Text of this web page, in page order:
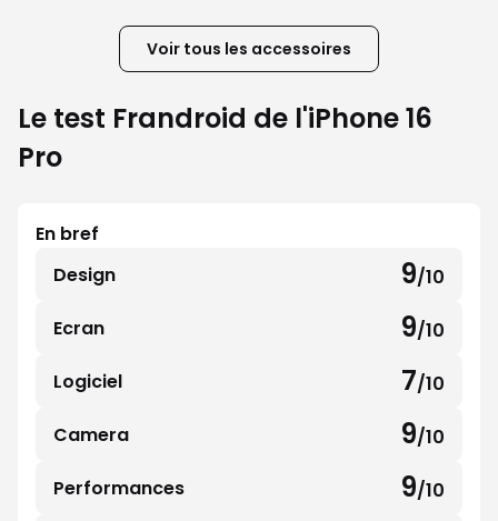
Voir tous les accessoires
Le test Frandroid de l'iPhone 16
Pro
En bref
Design
9/10
9
10
Ecran 9/10
9
10
Logiciel 7/10
7
10
Camera 9/10
9
10
Performances 9/10
9